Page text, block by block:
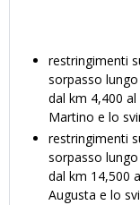
restringimenti
sorpasso
dal km 4,400
Martino e lo
restringimenti
sorpasso
dal km 14,500
Augusta e lo